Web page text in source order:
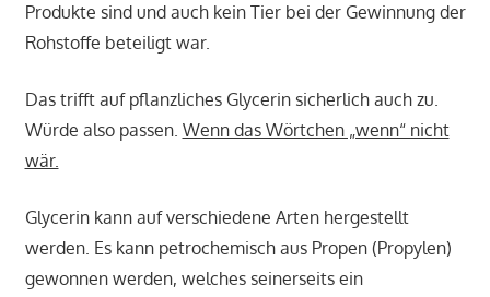
Produkte sind und auch kein Tier bei der Gewinnung der
Rohstoffe beteiligt war.
Das trifft auf pflanzliches Glycerin sicherlich auch zu.
Würde also passen. Wenn das Wörtchen „wenn“ nicht
wär.
Glycerin kann auf verschiedene Arten hergestellt
werden. Es kann petrochemisch aus Propen (Propylen)
gewonnen werden, welches seinerseits ein